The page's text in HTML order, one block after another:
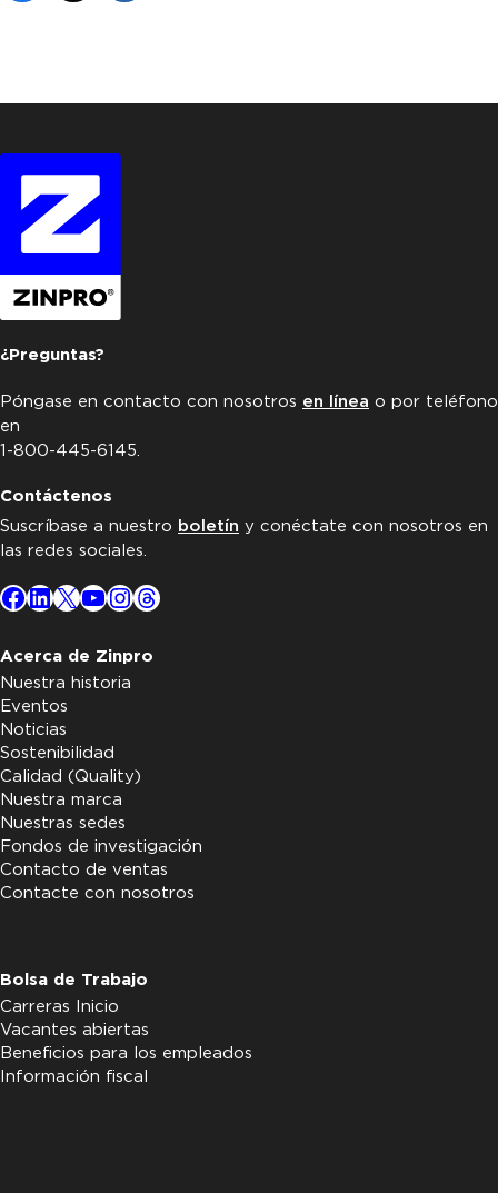
¿Preguntas?
Póngase en contacto con nosotros en línea o por teléfono
en
1-800-445-6145.
Contáctenos
Suscríbase a nuestro boletín y conéctate con nosotros en
las redes sociales.
Facebook
LinkedIn
X YouTube
Instagram
Threads
Acerca de Zinpro
Nuestra historia
Eventos
Noticias
Sostenibilidad
Calidad (Quality)
Nuestra marca
Nuestras sedes
Fondos de investigación
Contacto de ventas
Contacte con nosotros
Bolsa de Trabajo
Carreras Inicio
Vacantes abiertas
Beneficios para los empleados
Información fiscal